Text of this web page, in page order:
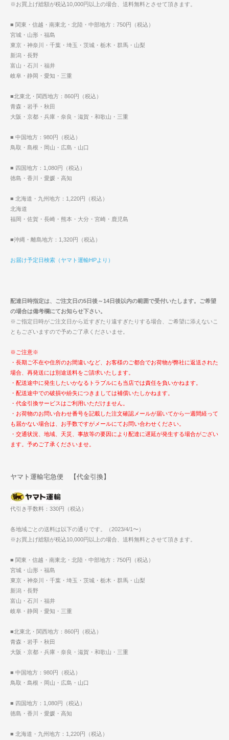
※お買上げ総額が税込10,000円以上の場合、送料無料とさせて頂きます。
■ 関東・信越・南東北・北陸・中部地方：750円（税込）
宮城・山形・福島
東京・神奈川・千葉・埼玉・茨城・栃木・群馬・山梨
新潟・長野
富山・石川・福井
岐阜・静岡・愛知・三重
■北東北・関西地方：860円（税込）
青森・岩手・秋田
大阪・京都・兵庫・奈良・滋賀・和歌山・三重
■ 中国地方：980円（税込）
鳥取・島根・岡山・広島・山口
■ 四国地方：1,080円（税込）
徳島・香川・愛媛・高知
■ 北海道・九州地方：1,220円（税込）
北海道
福岡・佐賀・長崎・熊本・大分・宮崎・鹿児島
■沖縄・離島地方：1,320円（税込）
お届け予定日検索（ヤマト運輸HPより）
配達日時指定は、ご注文日の5日後～14日後以内の範囲で受付いたします。ご希望
の場合は備考欄にてお知らせ下さい。
※ご指定日時がご注文日から近すぎたり遠すぎたりする場合、ご希望に添えないこ
ともございますので予めご了承くださいませ。
※ご注意※
・長期ご不在や住所のお間違いなど、お客様のご都合でお荷物が弊社に返送された
場合、再発送には別途送料をご請求いたします。
・配送途中に発生したいかなるトラブルにも当店では責任を負いかねます。
・配送途中での破損や紛失につきましては補償いたしかねます。
・代金引換サービスはご利用いただけません。
・お荷物のお問い合わせ番号を記載した注文確認メールが届いてから一週間経って
も届かない場合は、お手数ですがメールにてお問い合わせください。
・交通状況、地域、天災、事故等の要因により配達に遅延が発生する場合がござい
ます。予めご了承くださいませ。
ヤマト運輸宅急便 【代金引換】
代引き手数料：330円（税込）
各地域ごとの送料は以下の通りです。（2023/4/1〜）
※お買上げ総額が税込10,000円以上の場合、送料無料とさせて頂きます。
■ 関東・信越・南東北・北陸・中部地方：750円（税込）
宮城・山形・福島
東京・神奈川・千葉・埼玉・茨城・栃木・群馬・山梨
新潟・長野
富山・石川・福井
岐阜・静岡・愛知・三重
■北東北・関西地方：860円（税込）
青森・岩手・秋田
大阪・京都・兵庫・奈良・滋賀・和歌山・三重
■ 中国地方：980円（税込）
鳥取・島根・岡山・広島・山口
■ 四国地方：1,080円（税込）
徳島・香川・愛媛・高知
■ 北海道・九州地方：1,220円（税込）